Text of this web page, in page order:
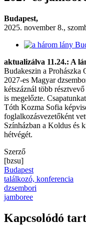
Budapest,
2025. november 8.,
aktualizálva 11.24.: A
Budakeszin a
2027-es Magyar
kétszáznál több
is megelőzte.
Tóth Kozma Sofia
foglalkozásvezetőként
Színházban a Koldus és
hétvégét.
Szerző
[bzsu]
Budapest
találkozó, konferencia
dzsembori
jamboree
Kapcsolódó